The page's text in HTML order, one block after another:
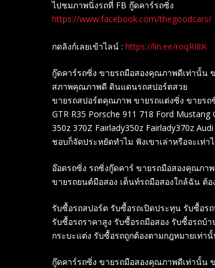
ไปชมภาพนิ่งรถที่ FB กู๊ดคาร์รถซิ่ง
https://www.facebook.com/thegoodcars/
กดลิงก์เลยเข้าไลน์ : https://lin.ee/roqRI8K
กู๊ดคาร์รถซิ่ง ขายรถมือสองคุณภาพดีเท่านั้
สภาพคุณภาพดี ดินแดนรถสปอร์ตสวย
ขายรถสปอร์ตคุณภาพ ขายรถแต่งซิ่ง ขายร
GTR R35 Porsche 911 718 Ford
350z 370Z Fairlady350z Fairlady370z
ชอบก็จัดประหยัดทำไม ฟังเขาเล่าหรือจะเท่
อ๊อดรถซิ่ง รถซิ่งกู๊ดคาร์ ขายรถมือสองคุณภา
ขายรถยนต์มือสอง เต็นท์รถมือสองใกล้ฉัน ต้
รับซื้อรถสปอร์ต รับซื้อรถเปิดประทุน รับซื้อร
รับซื้อรถราคาสูง รับซื้อรถมือสอง รับซื้อรถบ้
กระบะแต่ง รับซื้อรถถูกต้องตามกฎหมายเท่า
กู๊ดคาร์รถซิ่ง ขายรถมือสองคุณภาพดีเท่านั้